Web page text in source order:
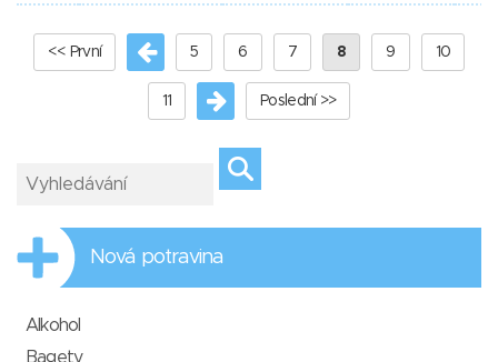
<< První 5 6 7 8 9 10
11 Poslední >>
Nová potravina
Alkohol
Bagety